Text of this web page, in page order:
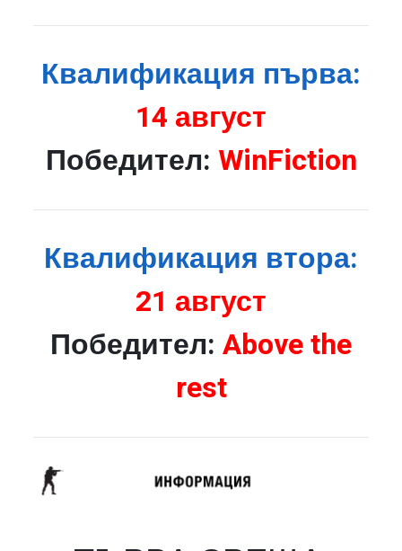
Квалификация първа:
14 август
Победител: WinFiction
Квалификация втора:
21 август
Победител: Above the
rest